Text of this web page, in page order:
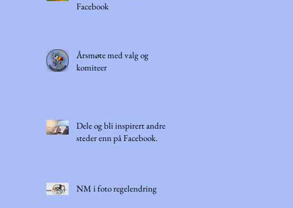
Facebook
Årsmøte med valg og
komiteer
Dele og bli inspirert andre
steder enn på Facebook.
NM i foto regelendring